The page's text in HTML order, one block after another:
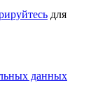
для
данных